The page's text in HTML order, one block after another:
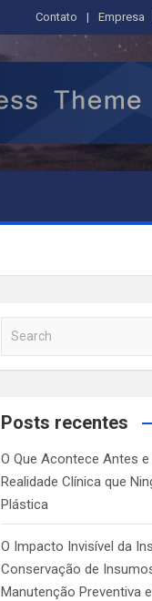
Contato Empresa
a
c
Posts recentes
O Que Acontece Antes
Realidade Clínica que
Plástica
O Impacto Invisível da
Conservação de
Manutenção Preventiva